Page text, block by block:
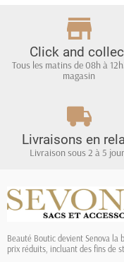
Click and
Tous les matins de 08h à
magasin
Livraisons en
Livraison sous 2 à 5
Beauté Boutic devient Senova la
prix réduits, incluant des fins de